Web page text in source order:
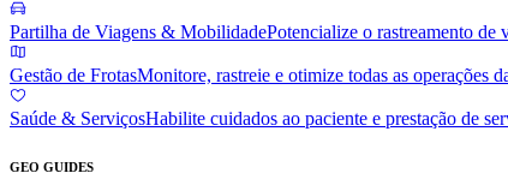
Partilha de Viagens & MobilidadePotencialize o rastreamento de
Gestão de FrotasMonitore, rastreie e otimize todas as operações
Saúde & ServiçosHabilite cuidados ao paciente e prestação de
GEO GUIDES